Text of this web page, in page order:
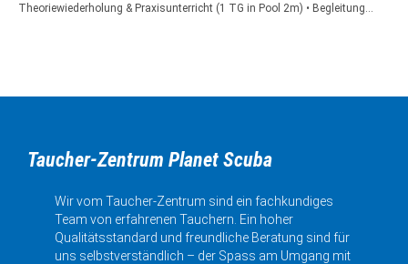
Theoriewiederholung & Praxisunterricht (1 TG in Pool 2m) • Begleitung…
Taucher-Zentrum Planet Scuba
Wir vom Taucher-Zentrum sind ein fachkundiges
Team von erfahrenen Tauchern. Ein hoher
Qualitätsstandard und freundliche Beratung sind für
uns selbstverständlich – der Spass am Umgang mit